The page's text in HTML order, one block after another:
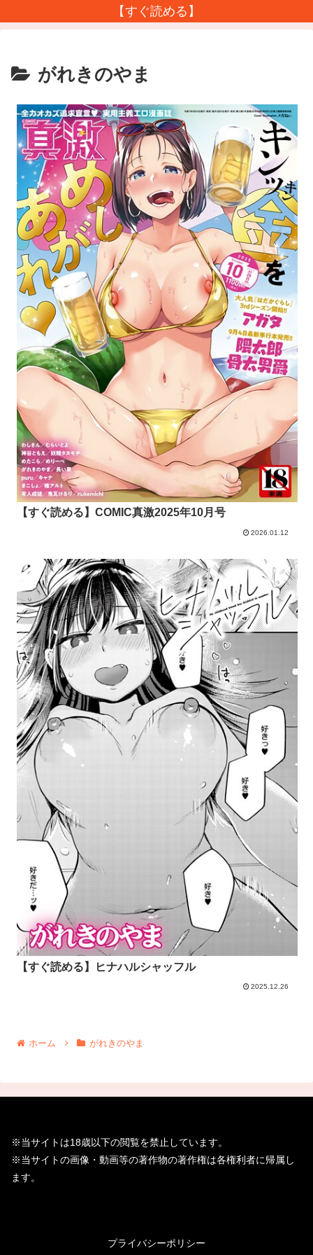
【すぐ読める】
がれきのやま
【すぐ読める】COMIC真激2025年10月号
2026.01.12
【すぐ読める】ヒナハルシャッフル
2025.12.26
ホーム がれきのやま
※当サイトは18歳以下の閲覧を禁止しています。
※当サイトの画像・動画等の著作物の著作権は各権利者に帰属し
ます。
プライバシーポリシー